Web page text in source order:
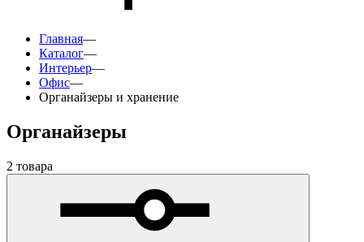
Главная—
Каталог—
Интерьер—
Офис—
Органайзеры и хранение
Органайзеры
2 товара